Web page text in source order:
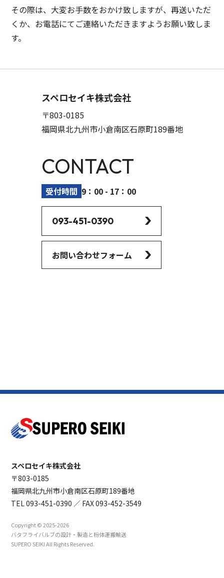
その際は、大変お手数をおかけ致しますが、再送いただ
くか、お電話にてご連絡いただきますようお願い致しま
す。
スペロセイキ株式会社
〒803-0185
福岡県北九州市小倉南区石原町189番地
CONTACT
受付時間 9：00 - 17：00
093-451-0390
お問い合わせフォーム
スペロセイキ株式会社
〒803-0185
福岡県北九州市小倉南区石原町189番地
TEL093-451-0390 ／ FAX 093-452-3549
Copyright © 2025-2026
バタフライバルブの設計・製造と粉体運搬輸送
SUPERO SEIKI All Rights Reserved.